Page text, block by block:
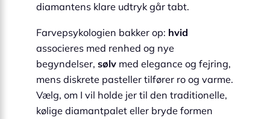
diamantens klare udtryk går tabt.
Farvepsykologien bakker op: hvid
associeres med renhed og nye
begyndelser, sølv med elegance og fejring,
mens diskrete pasteller tilfører ro og varme.
Vælg, om I vil holde jer til den traditionelle,
kølige diamantpalet eller bryde formen